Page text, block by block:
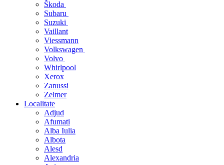
Škoda
Subaru
Suzuki
Vaillant
Viessmann
Volkswagen
Volvo
Whirlpool
Xerox
Zanussi
Zelmer
Localitate
Adjud
Afumati
Alba Iulia
Albota
Alesd
Alexandria